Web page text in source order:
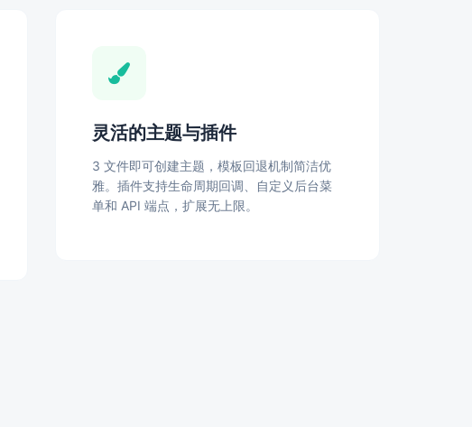
灵活的主题与插件
3 文件即可创建主题，模板回退机制简洁优
雅。插件支持生命周期回调、自定义后台菜
单和 API 端点，扩展无上限。